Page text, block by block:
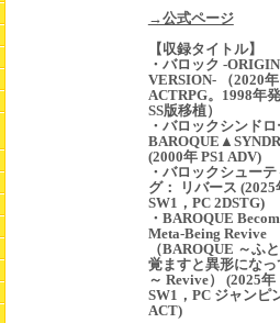
→公式ページ
【収録タイトル】
・バロック -
VERSION- （2020
ACTRPG。1998年
SS版移植）
・バロックシンド
(2000年 PS1 ADV)
・バロックシュー
グ： リバース (2025
SW1，PC 2DSTG)
・BAROQUE
Meta-Being Revive
（BAROQUE ～ふ
覚ますと異形になっ
～ Revive） (2025年
SW1，PC ジャンピ
ACT)